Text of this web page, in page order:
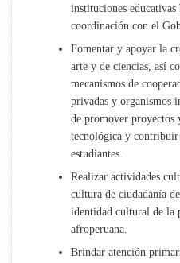
instituciones
coordinación con el
Fomentar y apoyar la
arte y de ciencias, así
mecanismos de
privadas y organismos
de promover proyectos
tecnológica y
estudiantes.
Realizar actividades
cultura de ciudadanía
identidad cultural de la
afroperuana.
Brindar atención